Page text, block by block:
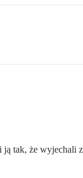
tak, że wyjechali